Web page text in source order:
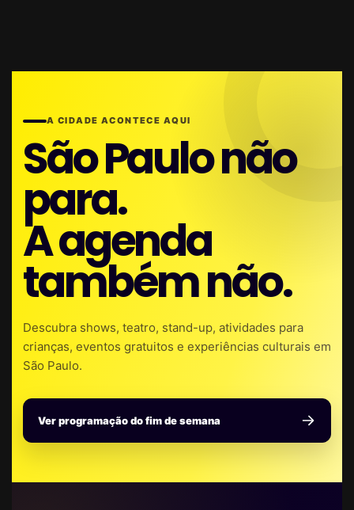
A CIDADE ACONTECE AQUI
São Paulo não
para.
A agenda
também não.
Descubra shows, teatro, stand-up, atividades para
crianças, eventos gratuitos e experiências culturais em
São Paulo.
Ver programação do fim de semana